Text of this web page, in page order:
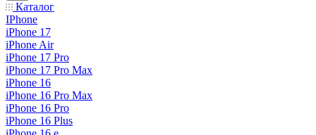
Каталог
IPhone
iPhone 17
iPhone Air
iPhone 17 Pro
iPhone 17 Pro Max
iPhone 16
iPhone 16 Pro Max
iPhone 16 Pro
iPhone 16 Plus